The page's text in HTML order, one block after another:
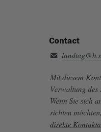
Contact
Mit diesem
Verwaltung
Wenn Sie sich
richten
direkte